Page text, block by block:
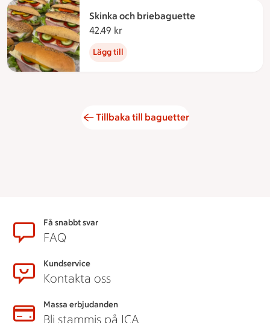
Skinka och briebaguette
42.49 kr
Lägg till
Tillbaka till baguetter
SidfotFå snabbt svar
FAQ
Kundservice
Kontakta oss
Massa erbjudanden
Bli stammis på ICA